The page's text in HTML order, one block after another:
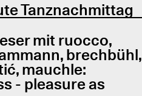
Tanznachmittag
mit ruocco,
brechbühl,
mauchle:
- pleasure as